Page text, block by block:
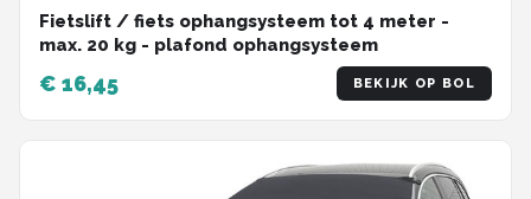
Fietslift / fiets ophangsysteem tot 4 meter -
max. 20 kg - plafond ophangsysteem
€ 16,45 BEKIJK OP BOL